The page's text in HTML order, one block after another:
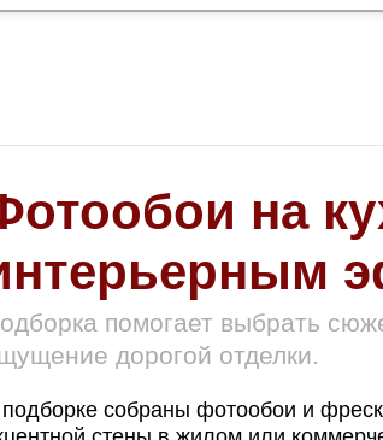
на
помогает выбрать
дорогой отделки.
собраны фотообои и